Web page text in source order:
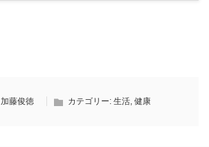
加藤俊徳 カテゴリー: 生活 健康